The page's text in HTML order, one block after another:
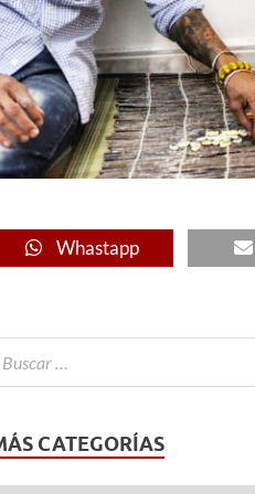
Whastapp
CATEGORÍAS